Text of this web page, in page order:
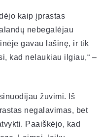
kaip įprastas
nebegalėjau
gavau lašinę, ir tik
kad nelaukiau ilgiau,“ –
žuvimi. Iš
negalavimas, bet
Paaiškėjo, kad